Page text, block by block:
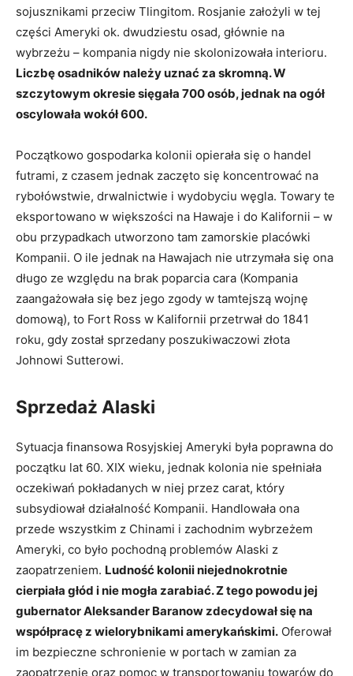
sojusznikami przeciw Tlingitom. Rosjanie założyli w tej
części Ameryki ok. dwudziestu osad, głównie na
wybrzeżu – kompania nigdy nie skolonizowała interioru.
Liczbę osadników należy uznać za skromną. W
szczytowym okresie sięgała 700 osób, jednak na ogół
oscylowała wokół 600.
Początkowo gospodarka kolonii opierała się o handel
futrami, z czasem jednak zaczęto się koncentrować na
rybołówstwie, drwalnictwie i wydobyciu węgla. Towary te
eksportowano w większości na Hawaje i do Kalifornii – w
obu przypadkach utworzono tam zamorskie placówki
Kompanii. O ile jednak na Hawajach nie utrzymała się ona
długo ze względu na brak poparcia cara (Kompania
zaangażowała się bez jego zgody w tamtejszą wojnę
domową), to Fort Ross w Kalifornii przetrwał do 1841
roku, gdy został sprzedany poszukiwaczowi złota
Johnowi Sutterowi.
Sprzedaż Alaski
Sytuacja finansowa Rosyjskiej Ameryki była poprawna do
początku lat 60. XIX wieku, jednak kolonia nie spełniała
oczekiwań pokładanych w niej przez carat, który
subsydiował działalność Kompanii. Handlowała ona
przede wszystkim z Chinami i zachodnim wybrzeżem
Ameryki, co było pochodną problemów Alaski z
zaopatrzeniem. Ludność kolonii niejednokrotnie
cierpiała głód i nie mogła zarabiać. Z tego powodu jej
gubernator Aleksander Baranow zdecydował się na
współpracę z wielorybnikami amerykańskimi. Oferował
im bezpieczne schronienie w portach w zamian za
zaopatrzenie oraz pomoc w transportowaniu towarów do